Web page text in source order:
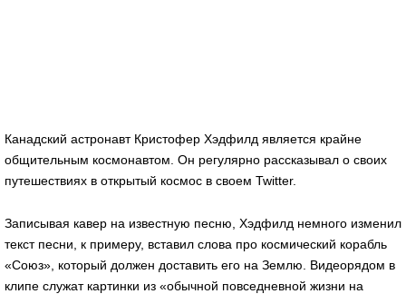
Канадский астронавт Кристофер Хэдфилд является крайне
общительным космонавтом. Он регулярно рассказывал о своих
путешествиях в открытый космос в своем Twitter.
Записывая кавер на известную песню, Хэдфилд немного изменил
текст песни, к примеру, вставил слова про космический корабль
«Союз», который должен доставить его на Землю. Видеорядом в
клипе служат картинки из «обычной повседневной жизни на